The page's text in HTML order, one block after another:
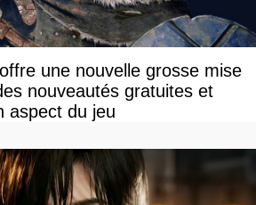
une nouvelle grosse mise
nouveautés gratuites et
aspect du jeu